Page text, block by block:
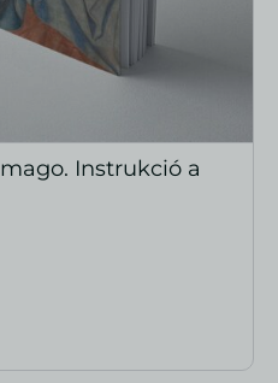
Instrukció a